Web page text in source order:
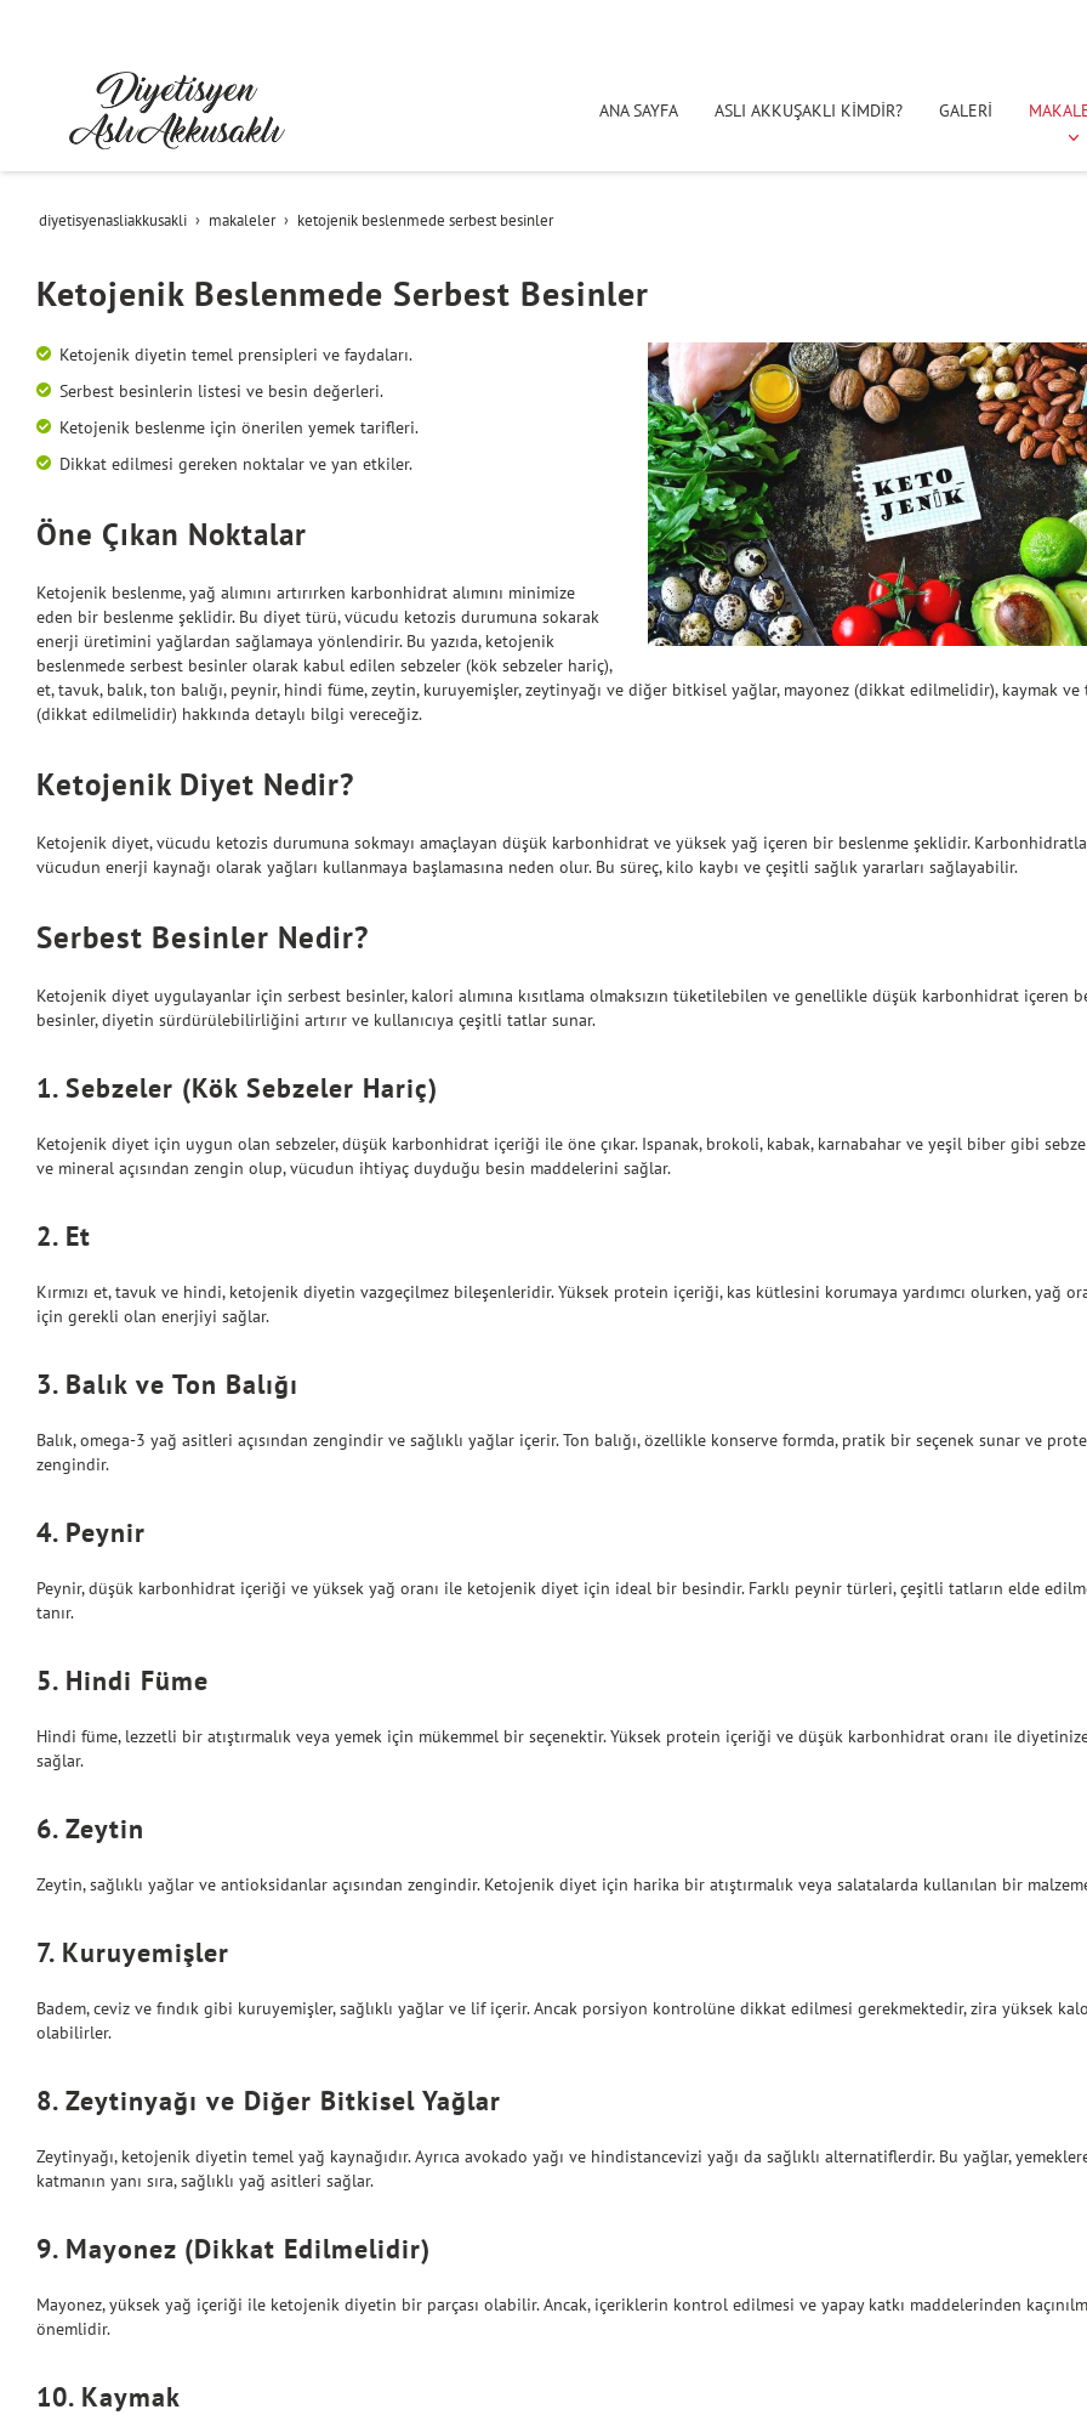
ANA SAYFA ASLI AKKUŞAKLI KİMDİR? GALERİ
diyetisyenasliakkusakli makaleler ketojenik beslenmede serbest besinler
Ketojenik Beslenmede Serbest Besinler
Ketojenik diyetin temel prensipleri ve faydaları.
Serbest besinlerin listesi ve besin değerleri.
Ketojenik beslenme için önerilen yemek tarifleri.
Dikkat edilmesi gereken noktalar ve yan etkiler.
Öne Çıkan Noktalar
Ketojenik beslenme, yağ alımını artırırken karbonhidrat alımını minimize
eden bir beslenme şeklidir. Bu diyet türü, vücudu ketozis durumuna sokarak
enerji üretimini yağlardan sağlamaya yönlendirir. Bu yazıda, ketojenik
beslenmede serbest besinler olarak kabul edilen sebzeler (kök sebzeler hariç),
et, tavuk, balık, ton balığı, peynir, hindi füme, zeytin, kuruyemişler, zeytinyağı ve diğer bitkisel yağlar, mayonez (dikkat edilmelidir), kaymak ve
(dikkat edilmelidir) hakkında detaylı bilgi vereceğiz.
Ketojenik Diyet Nedir?
Ketojenik diyet, vücudu ketozis durumuna sokmayı amaçlayan düşük karbonhidrat ve yüksek yağ içeren bir beslenme şeklidir.
vücudun enerji kaynağı olarak yağları kullanmaya başlamasına neden olur. Bu süreç, kilo kaybı ve çeşitli sağlık yararları sağlayabilir.
Serbest Besinler Nedir?
Ketojenik diyet uygulayanlar için serbest besinler, kalori alımına kısıtlama olmaksızın tüketilebilen ve genellikle düşük karbonhidrat içeren
besinler, diyetin sürdürülebilirliğini artırır ve kullanıcıya çeşitli tatlar sunar.
1. Sebzeler (Kök Sebzeler Hariç)
Ketojenik diyet için uygun olan sebzeler, düşük karbonhidrat içeriği ile öne çıkar. Ispanak, brokoli, kabak, karnabahar ve yeşil biber gibi
ve mineral açısından zengin olup, vücudun ihtiyaç duyduğu besin maddelerini sağlar.
2. Et
Kırmızı et, tavuk ve hindi, ketojenik diyetin vazgeçilmez bileşenleridir. Yüksek protein içeriği, kas kütlesini korumaya yardımcı olurken, yağ
için gerekli olan enerjiyi sağlar.
3. Balık ve Ton Balığı
Balık, omega-3 yağ asitleri açısından zengindir ve sağlıklı yağlar içerir. Ton balığı, özellikle konserve formda, pratik bir seçenek sunar ve
zengindir.
4. Peynir
Peynir, düşük karbonhidrat içeriği ve yüksek yağ oranı ile ketojenik diyet için ideal bir besindir. Farklı peynir türleri, çeşitli tatların elde
tanır.
5. Hindi Füme
Hindi füme, lezzetli bir atıştırmalık veya yemek için mükemmel bir seçenektir. Yüksek protein içeriği ve düşük karbonhidrat oranı ile
sağlar.
6. Zeytin
Zeytin, sağlıklı yağlar ve antioksidanlar açısından zengindir. Ketojenik diyet için harika bir atıştırmalık veya salatalarda kullanılan bir
7. Kuruyemişler
Badem, ceviz ve fındık gibi kuruyemişler, sağlıklı yağlar ve lif içerir. Ancak porsiyon kontrolüne dikkat edilmesi gerekmektedir, zira yüksek
olabilirler.
8. Zeytinyağı ve Diğer Bitkisel Yağlar
Zeytinyağı, ketojenik diyetin temel yağ kaynağıdır. Ayrıca avokado yağı ve hindistancevizi yağı da sağlıklı alternatiflerdir. Bu yağlar,
katmanın yanı sıra, sağlıklı yağ asitleri sağlar.
9. Mayonez (Dikkat Edilmelidir)
Mayonez, yüksek yağ içeriği ile ketojenik diyetin bir parçası olabilir. Ancak, içeriklerin kontrol edilmesi ve yapay katkı maddelerinden
önemlidir.
10. Kaymak